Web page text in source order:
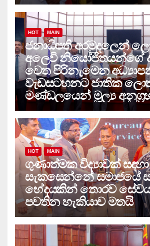
HOT MAIN
ජනාධිපති අරමුදලෙන්
අලෙවි නියෝජිතයන්ගේ
වෙත පිරිනැමෙන
වැඩසටහනට ජාතික
මණ්ඩලයෙන් මූල්‍ය
HOT MAIN
ගුණාත්මක විද්‍යාවක්
සැකසෙන්නේ සමාජයේ
භේදයකින් තොරව
පවතින හැකියාව මතයි